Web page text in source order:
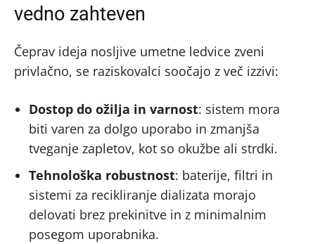
vedno zahteven
Čeprav ideja nosljive umetne ledvice zveni
privlačno, se raziskovalci soočajo z več izzivi:
Dostop do ožilja in varnost: sistem mora
biti varen za dolgo uporabo in zmanjša
tveganje zapletov, kot so okužbe ali strdki.
Tehnološka robustnost: baterije, filtri in
sistemi za recikliranje dializata morajo
delovati brez prekinitve in z minimalnim
posegom uporabnika.